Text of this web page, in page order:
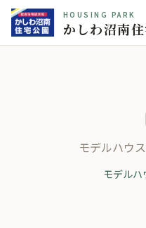
HOUSING PARK
かしわ沼南
モデルハウ
モデルハ